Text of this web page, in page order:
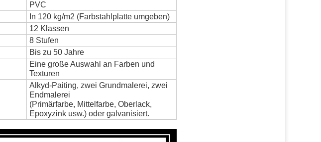
PVC
In 120 kg/m2 (Farbstahlplatte umgeben)
12 Klassen
8 Stufen
Bis zu 50 Jahre
Eine große Auswahl an Farben und
Texturen
Alkyd-Paiting, zwei Grundmalerei, zwei
Endmalerei
(Primärfarbe, Mittelfarbe, Oberlack,
Epoxyzink usw.) oder galvanisiert.